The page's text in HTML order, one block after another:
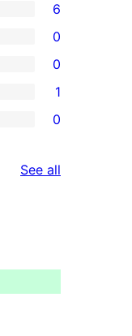
6
0
0
1
0
See all